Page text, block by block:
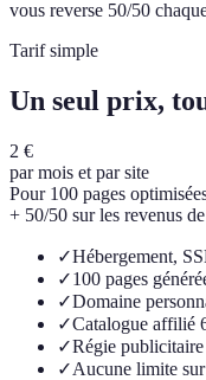
vous reverse 50/50
Tarif simple
Un seul prix,
2 €
par mois et par site
Pour 100 pages
+ 50/50 sur les revenus
✓Hébergement,
✓100 pages
✓Domaine
✓Catalogue affilié
✓Régie
✓Aucune limite